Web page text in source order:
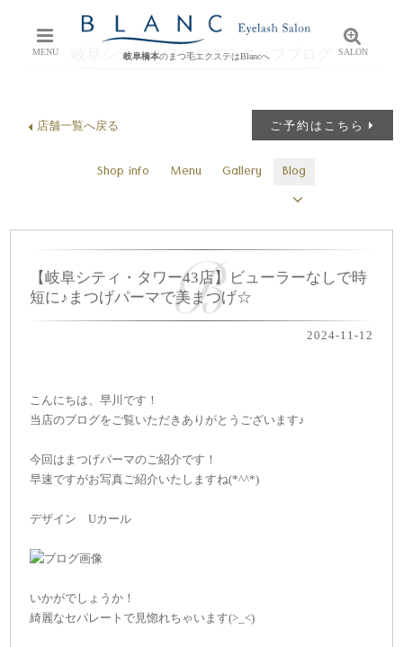
MENU 岐阜橋本のまつ毛エクステはBlancへ SALON
岐阜シティタワー43のスタッフブログ
ご予約はこちら
店舗一覧へ戻る
Shop info Menu Gallery Blog
【岐阜シティ・タワー43店】ビューラーなしで時
短に♪まつげパーマで美まつげ☆
2024-11-12
こんにちは、早川です！
当店のブログをご覧いただきありがとうございます♪
今回はまつげパーマのご紹介です！
早速ですがお写真ご紹介いたしますね(*^^*)
デザイン Uカール
いかがでしょうか！
綺麗なセパレートで見惚れちゃいます(>_<)